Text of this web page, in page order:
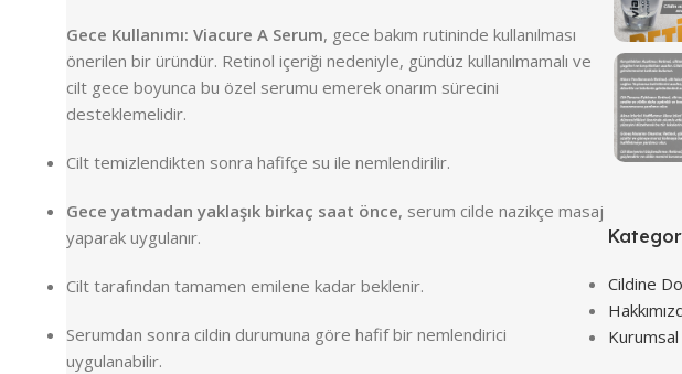
Gece Kullanımı: Viacure A Serum, gece bakım rutininde kullanılması
önerilen bir üründür. Retinol içeriği nedeniyle, gündüz kullanılmamalı ve
cilt gece boyunca bu özel serumu emerek onarım sürecini
desteklemelidir.
Cilt temizlendikten sonra hafifçe su ile nemlendirilir.
Gece yatmadan yaklaşık birkaç saat önce, serum cilde nazikçe masaj
yaparak uygulanır.
Cilt tarafından tamamen emilene kadar beklenir.
Serumdan sonra cildin durumuna göre hafif bir nemlendirici
uygulanabilir.
Cildine
Kurumsal